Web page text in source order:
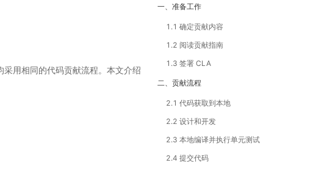
一、准备工作
1.1 确定贡献内容
1.2 阅读贡献指南
1.3 签署 CLA
二、贡献流程
2.1 代码获取到本地
2.2 设计和开发
2.3 本地编译并执行单元测试
2.4 提交代码
用相同的代码贡献流程。本文介绍